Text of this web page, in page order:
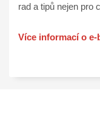
rad a tipů nejen pro
Více informací o e-